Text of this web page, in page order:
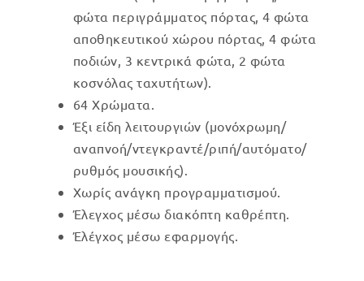
φώτα περιγράμματος πόρτας, 4 φώτα
αποθηκευτικού χώρου πόρτας, 4 φώτα
ποδιών, 3 κεντρικά φώτα, 2 φώτα
κοσνόλας ταχυτήτων).
64 Χρώματα.
Έξι είδη λειτουργιών (μονόχρωμη/
αναπνοή/ντεγκραντέ/ριπή/αυτόματο/
ρυθμός μουσικής).
Χωρίς ανάγκη προγραμματισμού.
Έλεγχος μέσω διακόπτη καθρέπτη.
Έλέγχος μέσω εφαρμογής.